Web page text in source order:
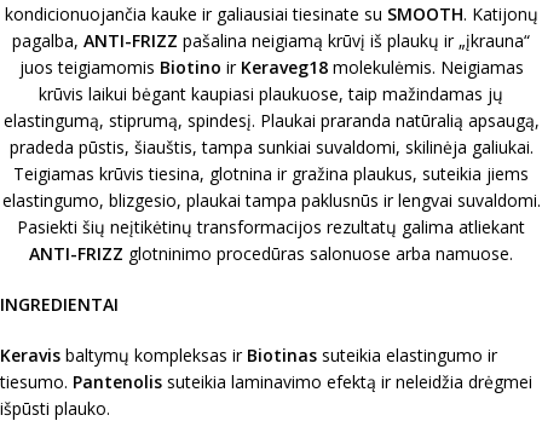
kondicionuojančia kauke ir galiausiai tiesinate su SMOOTH. Katijonų
pagalba, ANTI-FRIZZ pašalina neigiamą krūvį iš plaukų ir „įkrauna“
juos teigiamomis Biotino ir Keraveg18molekulėmis. Neigiamas
krūvis laikui bėgant kaupiasi plaukuose, taip mažindamas jų
elastingumą, stiprumą, spindesį. Plaukai praranda natūralią apsaugą,
pradeda pūstis, šiauštis, tampa sunkiai suvaldomi, skilinėja galiukai.
Teigiamas krūvis tiesina, glotnina ir gražina plaukus, suteikia jiems
elastingumo, blizgesio, plaukai tampa paklusnūs ir lengvai suvaldomi.
Pasiekti šių neįtikėtinų transformacijos rezultatų galima atliekant
ANTI-FRIZZ glotninimo procedūras salonuose arba namuose.
INGREDIENTAI
Keravis baltymų kompleksas ir Biotinas suteikia elastingumo ir
tiesumo. Pantenolis suteikia laminavimo efektą ir neleidžia drėgmei
išpūsti plauko.